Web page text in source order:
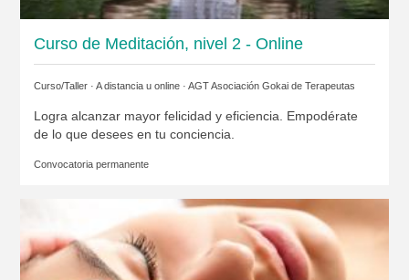
Curso de Meditación, nivel 2 - Online
Curso/Taller · A distancia u online · AGT Asociación Gokai de Terapeutas
Logra alcanzar mayor felicidad y eficiencia. Empodérate
de lo que desees en tu conciencia.
Convocatoria permanente